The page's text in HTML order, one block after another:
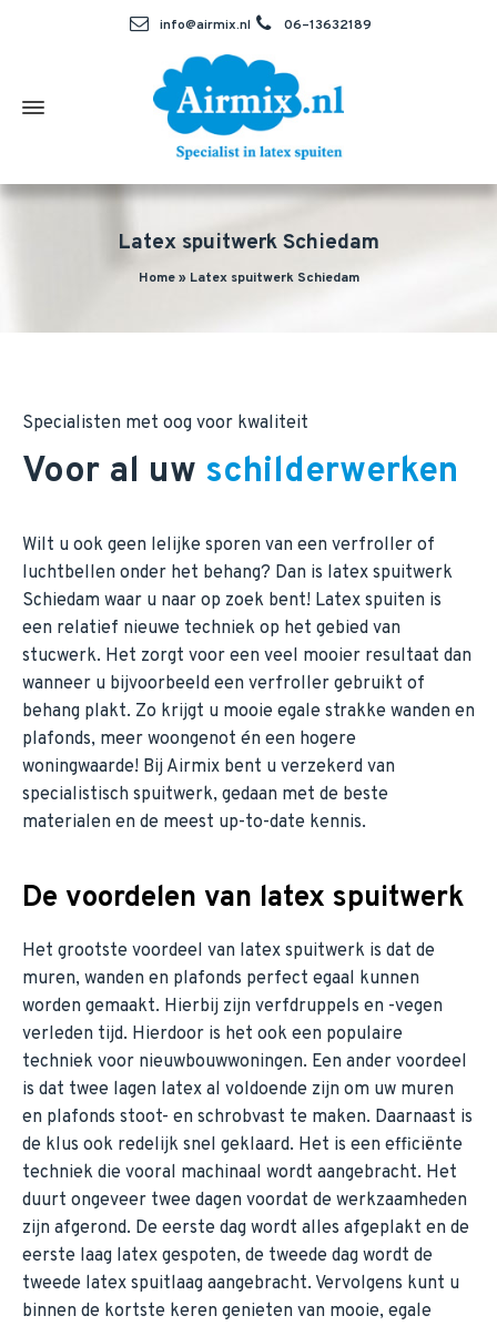
info@airmix.nl 06–13632189
Latex spuitwerk Schiedam
Home» Latex spuitwerk Schiedam
Specialisten met oog voor kwaliteit
Voor al uw schilderwerken
Wilt u ook geen lelijke sporen van een verfroller of
luchtbellen onder het behang? Dan is latex spuitwerk
Schiedam waar u naar op zoek bent! Latex spuiten is
een relatief nieuwe techniek op het gebied van
stucwerk. Het zorgt voor een veel mooier resultaat dan
wanneer u bijvoorbeeld een verfroller gebruikt of
behang plakt. Zo krijgt u mooie egale strakke wanden en
plafonds, meer woongenot én een hogere
woningwaarde! Bij Airmix bent u verzekerd van
specialistisch spuitwerk, gedaan met de beste
materialen en de meest up-to-date kennis.
De voordelen van latex spuitwerk
Het grootste voordeel van latex spuitwerk is dat de
muren, wanden en plafonds perfect egaal kunnen
worden gemaakt. Hierbij zijn verfdruppels en -vegen
verleden tijd. Hierdoor is het ook een populaire
techniek voor nieuwbouwwoningen. Een ander voordeel
is dat twee lagen latex al voldoende zijn om uw muren
en plafonds stoot- en schrobvast te maken. Daarnaast is
de klus ook redelijk snel geklaard. Het is een efficiënte
techniek die vooral machinaal wordt aangebracht. Het
duurt ongeveer twee dagen voordat de werkzaamheden
zijn afgerond. De eerste dag wordt alles afgeplakt en de
eerste laag latex gespoten, de tweede dag wordt de
tweede latex spuitlaag aangebracht. Vervolgens kunt u
binnen de kortste keren genieten van mooie, egale